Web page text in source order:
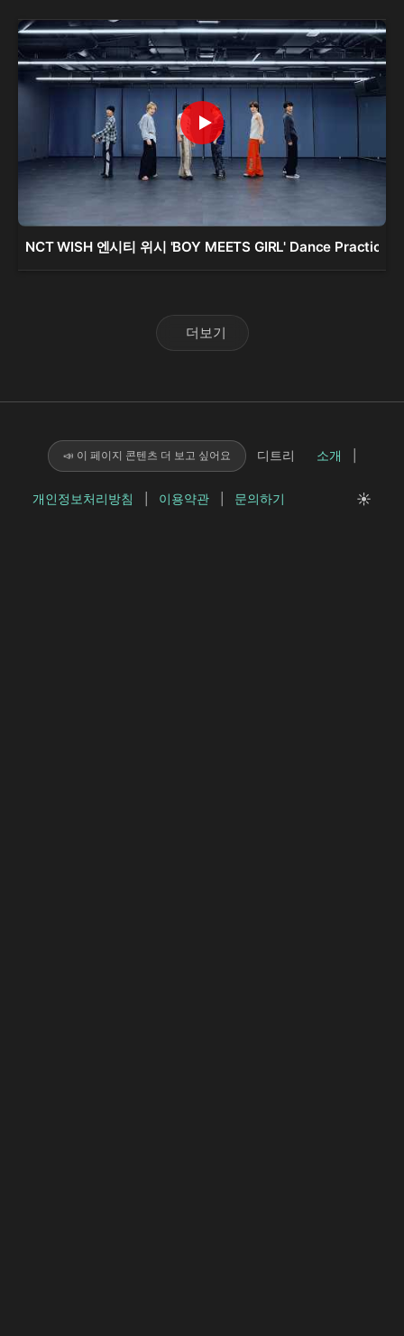
NCT WISH 엔시티 위시 'BOY MEETS GIRL' Dance Practice
더보기
📣 이 페이지 콘텐츠 더 보고 싶어요 디트리 소개
개인정보처리방침 이용약관 문의하기 ☀️